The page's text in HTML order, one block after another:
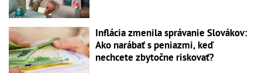
Inflácia zmenila správanie Slovákov:
Ako narábať s peniazmi, keď
nechcete zbytočne riskovať?